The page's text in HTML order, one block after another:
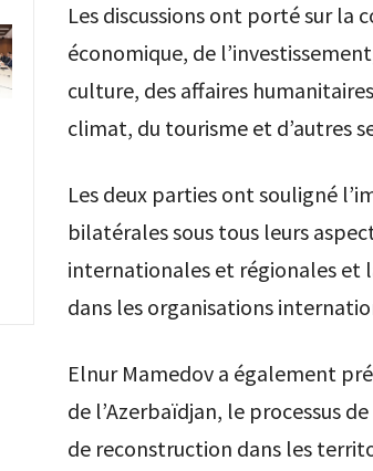
Les discussions ont porté sur la
économique, de
culture, des affaires
climat, du tourisme et d’autres
Les deux parties ont souligné
bilatérales sous tous leurs
internationales et régionales et
dans les organisations
Elnur Mamedov a également
de l’Azerbaïdjan, le processus
de reconstruction dans les